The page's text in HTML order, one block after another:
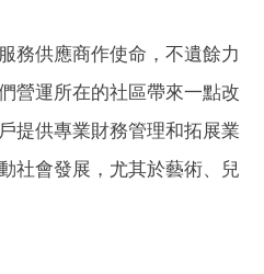
務供應商作使命，不遺餘力
營運所在的社區帶來一點改
提供專業財務管理和拓展業
社會發展，尤其於藝術、兒